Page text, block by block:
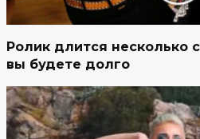
Ролик длится несколько
вы будете долго